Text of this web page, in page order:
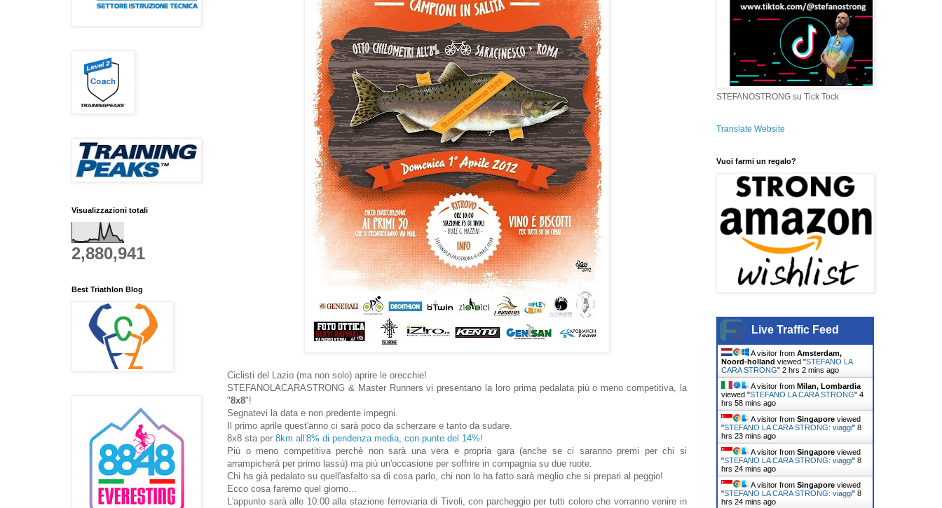
Ciclisti del Lazio (ma non solo) aprire le orecchie!
STEFANOLACARASTRONG & Master Runners vi presentano la loro prima pedalata più o meno competitiva , la
"8x8"!
Segnatevi la data e non predente impegni.
Il primo aprile quest'anno ci sarà poco da scherzare e tanto da sudare.
8x8 sta per 8km all'8% di pendenza media, con punte del 14%!
Più o meno competitiva perchè non sarà una vera e propria gara (anche se ci saranno premi per chi si
arrampicherà per primo lassù) ma più un'occasione per soffrire in compagnia su due ruote.
Chi ha già pedalato su quell'asfalto sa di cosa parlo, chi non lo ha fatto sarà meglio che si prepari al peggio!
Ecco cosa faremo quel giorno...
L'appunto sarà alle 10:00 alla stazione ferroviaria di Tivoli, con parcheggio per tutti coloro che vorranno venire in
Visualizzazioni totali
2,880,941
Best Triathlon Blog
STEFANOSTRONG su Tick Tock
Translate Website
Vuoi farmi un regalo?
Live Traffic Feed
A visitor from Amsterdam,
Noord-holland viewed "STEFANO LA
CARA STRONG" 2 hrs 2 mins ago
A visitor from Milan, Lombardia
viewed "STEFANO LA CARA STRONG" 4
hrs 58 mins ago
A visitor from Singapore viewed
"STEFANO LA CARA STRONG: viaggi" 8
hrs 23 mins ago
A visitor from Singapore viewed
"STEFANO LA CARA STRONG: viaggi" 8
hrs 24 mins ago
A visitor from Singapore viewed
"STEFANO LA CARA STRONG: viaggi" 8
hrs 24 mins ago